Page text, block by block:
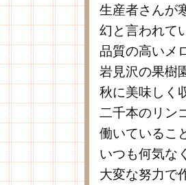
生産者さんが
幻と言われて
品質の高いメ
岩見沢の果樹
秋に美味しく
二千本のリン
働いているこ
いつも何気な
大変な努力で